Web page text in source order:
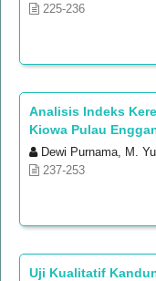
225-236
Analisis Indeks
Kiowa Pulau
Dewi Purnama, M.
237-253
Uji Kualitatif